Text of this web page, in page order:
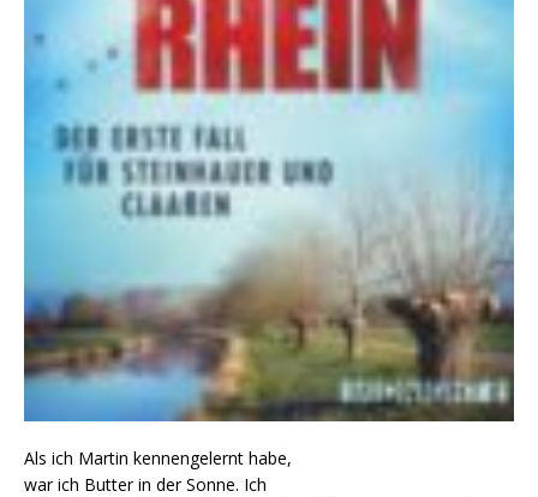
Als ich Martin kennengelernt habe,
war ich Butter in der Sonne. Ich